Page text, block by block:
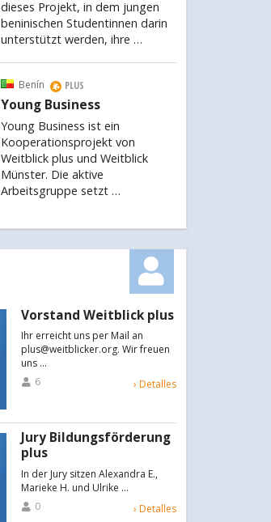
dieses Projekt, in dem jungen
beninischen Studentinnen darin
unterstützt werden, ihre …
Benín PLUS
Young Business
Young Business ist ein
Kooperationsprojekt von
Weitblick plus und Weitblick
Münster. Die aktive
Arbeitsgruppe setzt …
Vorstand Weitblick plus
Ihr erreicht uns per Mail an
plus@weitblicker.org. Wir freuen
uns …
› Detalles
6
Jury Bildungsförderung
plus
In der Jury sitzen Alexandra E.,
Marieke H. und Ulrike …
› Detalles
0